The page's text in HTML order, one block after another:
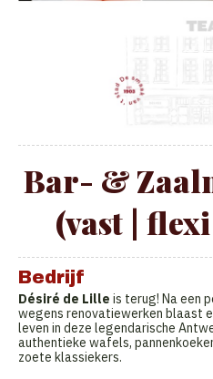
Bar- &
(vast |
Bedrijf
Désiré de Lille is terug! Na een
wegens renovatiewerken blaast
leven in deze legendarische
authentieke wafels,
zoete klassiekers.